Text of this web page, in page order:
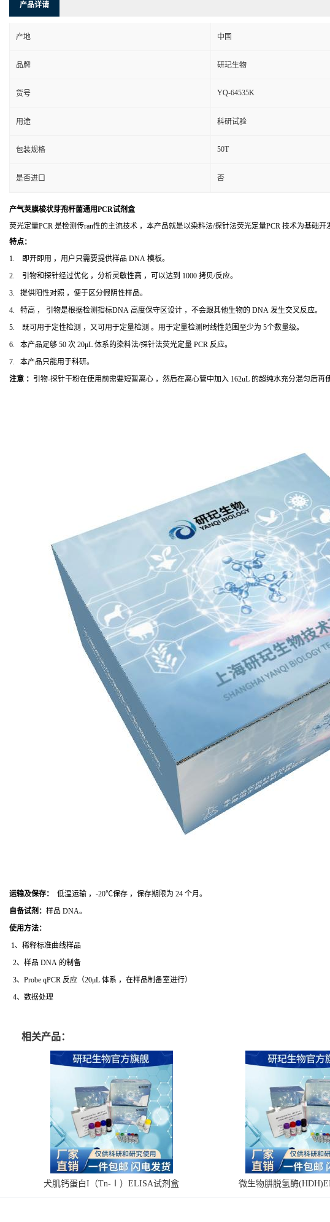
产品详请
产地 中国
品牌 研玘生物
货号 YQ-64535K
用途 科研试验
包装规格 50T
是否进口 否
产气荚膜梭状芽孢杆菌通用PCR试剂盒
荧光定量PCR 是检测传ran性的主流技术 ，本产品就是以染料法/探针法荧光定量PCR 技术为基础开
特点：
1. 即开即用 ，用户只需要提供样品 DNA 模板。
2. 引物和探针经过优化 ，分析灵敏性高 ，可以达到 1000 拷贝/反应。
3. 提供阳性对照 ，便于区分假阴性样品。
4. 特高 ， 引物是根据检测指标DNA 高度保守区设计 ，不会跟其他生物的 DNA 发生交叉反应。
5. 既可用于定性检测 ，又可用于定量检测 。用于定量检测时线性范围至少为 5个数量级。
6. 本产品足够 50 次 20μL 体系的染料法/探针法荧光定量 PCR 反应。
7. 本产品只能用于科研。
注意 ： 引物-探针干粉在使用前需要短暂离心 ，然后在离心管中加入 162uL 的超纯水充分混匀后再
运输及保存：
低温运输 ，-20℃保存 ，保存期限为 24 个月。
自备试剂： 样品 DNA。
使用方法：
1、稀释标准曲线样品
2、样品 DNA 的制备
3、Probe qPCR 反应（20μL 体系 ，在样品制备室进行）
4、数据处理
相关产品：
犬肌钙蛋白I（Tn-Ⅰ）ELISA试剂盒 微生物肼脱氢酶